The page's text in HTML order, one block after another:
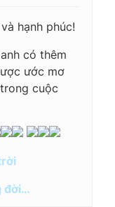
hạnh phúc!
có thêm
ước mơ
cuộc
đời…